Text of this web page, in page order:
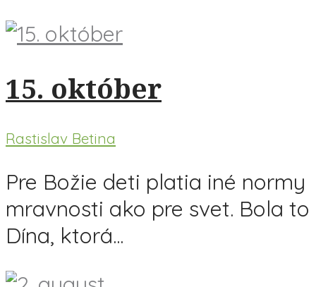
15. október
Rastislav Betina
Pre Božie deti platia iné normy
mravnosti ako pre svet. Bola to
Dína, ktorá...